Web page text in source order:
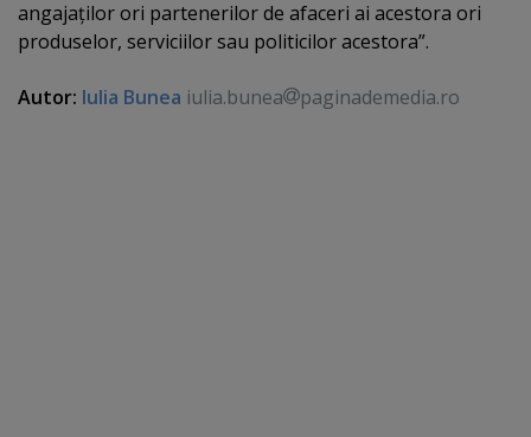
angajaţilor ori partenerilor de afaceri ai acestora ori
produselor, serviciilor sau politicilor acestora”.
Autor: Iulia Bunea iulia.bunea paginademedia.ro